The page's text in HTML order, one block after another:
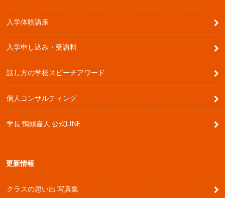
入学体験講座
入学申し込み・受講料
話し方の学校スピーチアワード
個人コンサルティング
学長 鴨頭嘉人 公式LINE
更新情報
クラスの思い出 写真集